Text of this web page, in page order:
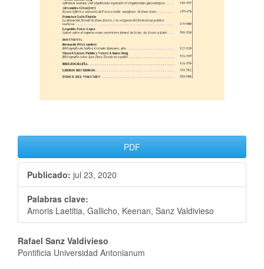
PDF
Publicado: jul 23, 2020
Palabras clave:
Amoris Laetitia, Gallicho, Keenan, Sanz Valdivieso
Rafael Sanz Valdivieso
Pontificia Universidad Antonianum